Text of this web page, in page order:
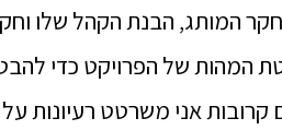
המותג, הבנת הקהל שלו
המהות של הפרויקט כדי
אני משרטט רעיונות על